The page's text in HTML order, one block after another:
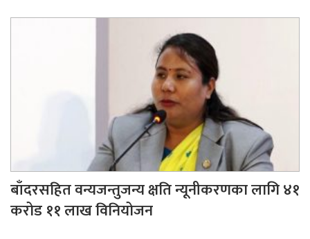
बाँदरसहित वन्यजन्तुजन्य क्षति न्यूनीकरणका लागि ४१
करोड ११ लाख विनियोजन